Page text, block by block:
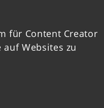
für Content Creator
Websites zu